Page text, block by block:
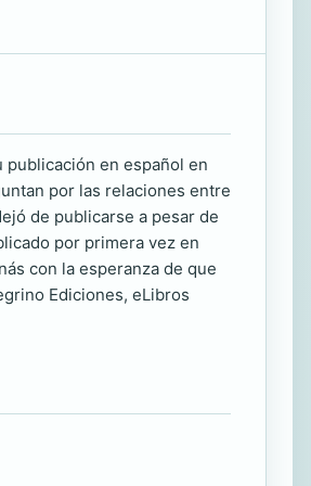
publicación en español en
por las relaciones entre
de publicarse a pesar de
por primera vez en
con la esperanza de que
Ediciones, eLibros